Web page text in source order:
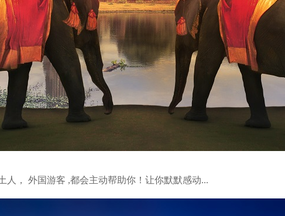
人， 外国游客 ,都会主动帮助你！让你默默感动...